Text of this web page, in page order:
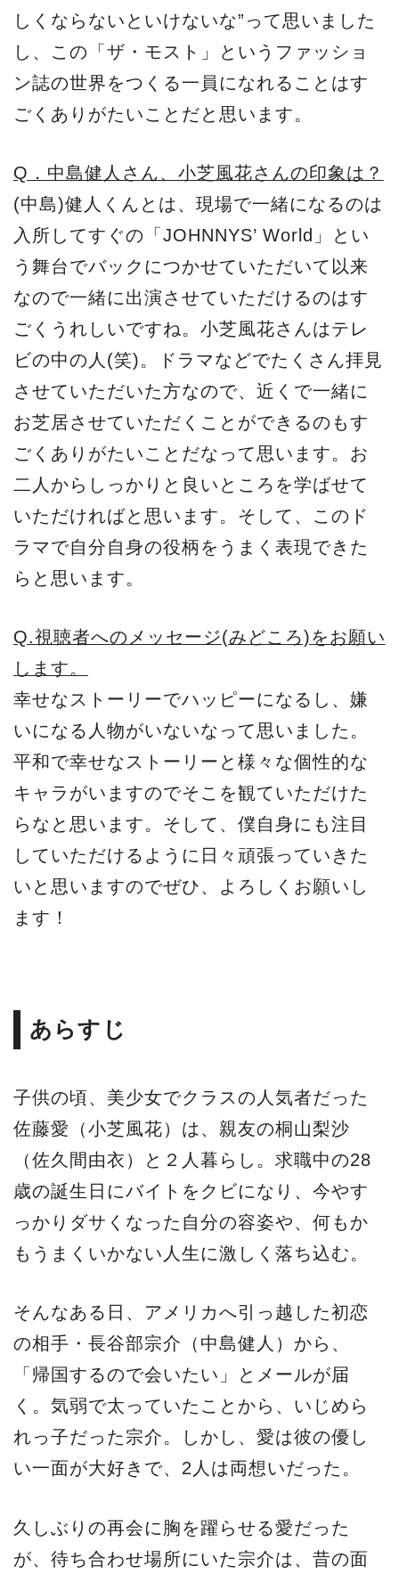
しくならないといけないな”って思いました
し、この「ザ・モスト」というファッショ
ン誌の世界をつくる一員になれることはす
ごくありがたいことだと思います。
Q．中島健人さん、小芝風花さんの印象は？
(中島)健人くんとは、現場で一緒になるのは
入所してすぐの「JOHNNYS’ World」とい
う舞台でバックにつかせていただいて以来
なので一緒に出演させていただけるのはす
ごくうれしいですね。小芝風花さんはテレ
ビの中の人(笑)。ドラマなどでたくさん拝見
させていただいた方なので、近くで一緒に
お芝居させていただくことができるのもす
ごくありがたいことだなって思います。お
二人からしっかりと良いところを学ばせて
いただければと思います。そして、このド
ラマで自分自身の役柄をうまく表現できた
らと思います。
Q.視聴者へのメッセージ(みどころ)をお願い
します。
幸せなストーリーでハッピーになるし、嫌
いになる人物がいないなって思いました。
平和で幸せなストーリーと様々な個性的な
キャラがいますのでそこを観ていただけた
らなと思います。そして、僕自身にも注目
していただけるように日々頑張っていきた
いと思いますのでぜひ、よろしくお願いし
ます！
あらすじ
子供の頃、美少女でクラスの人気者だった
佐藤愛（小芝風花）は、親友の桐山梨沙
（佐久間由衣）と２人暮らし。求職中の28
歳の誕生日にバイトをクビになり、今やす
っかりダサくなった自分の容姿や、何もか
もうまくいかない人生に激しく落ち込む。
そんなある日、アメリカへ引っ越した初恋
の相手・長谷部宗介（中島健人）から、
「帰国するので会いたい」とメールが届
く。気弱で太っていたことから、いじめら
れっ子だった宗介。しかし、愛は彼の優し
い一面が大好きで、2人は両想いだった。
久しぶりの再会に胸を躍らせる愛だった
が、待ち合わせ場所にいた宗介は、昔の面